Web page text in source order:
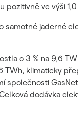
pozitivně ve výši
jaderné
o 3 % na 9,6
TWh, klimaticky
dodávka